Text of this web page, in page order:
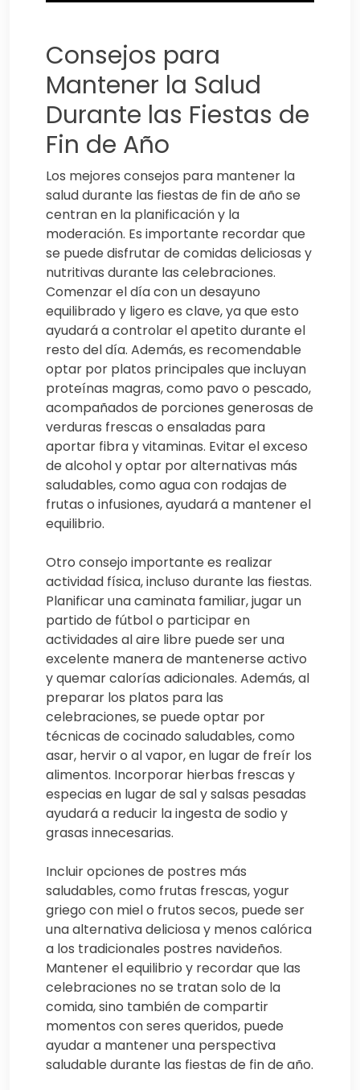
Consejos para
Mantener la Salud
Durante las Fiestas de
Fin de Año
Los mejores consejos para mantener la
salud durante las fiestas de fin de año se
centran en la planificación y la
moderación. Es importante recordar que
se puede disfrutar de comidas deliciosas y
nutritivas durante las celebraciones.
Comenzar el día con un desayuno
equilibrado y ligero es clave, ya que esto
ayudará a controlar el apetito durante el
resto del día. Además, es recomendable
optar por platos principales que incluyan
proteínas magras, como pavo o pescado,
acompañados de porciones generosas de
verduras frescas o ensaladas para
aportar fibra y vitaminas. Evitar el exceso
de alcohol y optar por alternativas más
saludables, como agua con rodajas de
frutas o infusiones, ayudará a mantener el
equilibrio.
Otro consejo importante es realizar
actividad física, incluso durante las fiestas.
Planificar una caminata familiar, jugar un
partido de fútbol o participar en
actividades al aire libre puede ser una
excelente manera de mantenerse activo
y quemar calorías adicionales. Además, al
preparar los platos para las
celebraciones, se puede optar por
técnicas de cocinado saludables, como
asar, hervir o al vapor, en lugar de freír los
alimentos. Incorporar hierbas frescas y
especias en lugar de sal y salsas pesadas
ayudará a reducir la ingesta de sodio y
grasas innecesarias.
Incluir opciones de postres más
saludables, como frutas frescas, yogur
griego con miel o frutos secos, puede ser
una alternativa deliciosa y menos calórica
a los tradicionales postres navideños.
Mantener el equilibrio y recordar que las
celebraciones no se tratan solo de la
comida, sino también de compartir
momentos con seres queridos, puede
ayudar a mantener una perspectiva
saludable durante las fiestas de fin de año.